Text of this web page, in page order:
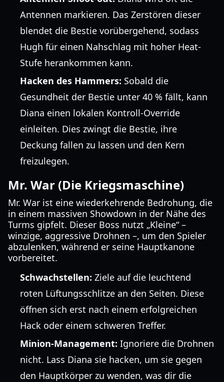
Antennen markieren. Das Zerstören dieser
blendet die Bestie vorübergehend, sodass
Hugh für einen Nahschlag mit hoher Heat-
Stufe herankommen kann.
Hacken des Hammers: Sobald die
Gesundheit der Bestie unter 40 % fällt, kann
Diana einen lokalen Kontroll-Override
einleiten. Dies zwingt die Bestie, ihre
Deckung fallen zu lassen und den Kern
freizulegen.
Mr. War (Die Kriegsmaschine)
Mr. War ist eine wiederkehrende Bedrohung, die
in einem massiven Showdown in der Nähe des
Turms gipfelt. Dieser Boss nutzt „Kleine“ –
winzige, aggressive Drohnen –, um den Spieler
abzulenken, während er seine Hauptkanone
vorbereitet.
Schwachstellen: Ziele auf die leuchtend
roten Lüftungsschlitze an den Seiten. Diese
öffnen sich erst nach einem erfolgreichen
Hack oder einem schweren Treffer.
Minion-Management: Ignoriere die Drohnen
nicht. Lass Diana sie hacken, um sie gegen
den Hauptkörper zu wenden, was dir die